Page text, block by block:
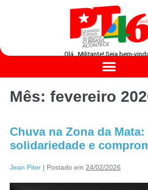
Olá , Militante! Seja bem-
Mês: fevereiro
Chuva na Zona da Mata:
solidariedade e
Jean Piter | Postado em 24/02/2026